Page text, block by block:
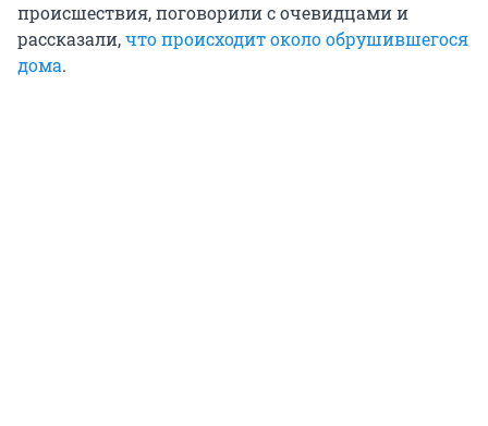
происшествия, поговорили с очевидцами и
рассказали,что происходит около обрушившегося
дома.